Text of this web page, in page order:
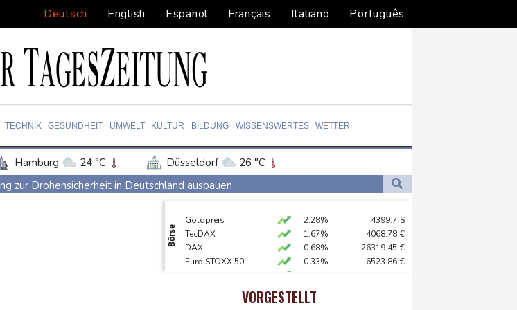
Deutsch English Español Français Italiano Português
TECHNIK GESUNDHEIT UMWELT KULTUR BILDUNG WISSENSWERTES WETTER
Hamburg 24 °C Düsseldorf
26 °C
Leipzig 28 °C Dortmund
Bremen
Wien
27 °C
zur Drohensicherheit in Deutschland ausbauen
Staatschef De la Espriella von Gewalt überschattet
macht gesamte Vorbereitung mit
Evakuierung und höchste Warnstufe in China
Vater und langjährigen Manager Jorge
Börse
Goldpreis 2.28% 4399.7 $
TecDAX
1.67% 4068.78 €
DAX
0.68% 26319.45 €
Euro STOXX 50
0.33% 6523.86 €
EUR/USD
0.32%
-0.07%
VORGESTELLT